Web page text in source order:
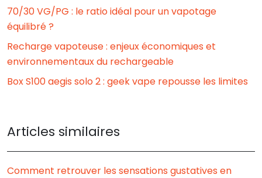
70/30 VG/PG : le ratio idéal pour un vapotage
équilibré ?
Recharge vapoteuse : enjeux économiques et
environnementaux du rechargeable
Box S100 aegis solo 2 : geek vape repousse les limites
Articles similaires
Comment retrouver les sensations gustatives en